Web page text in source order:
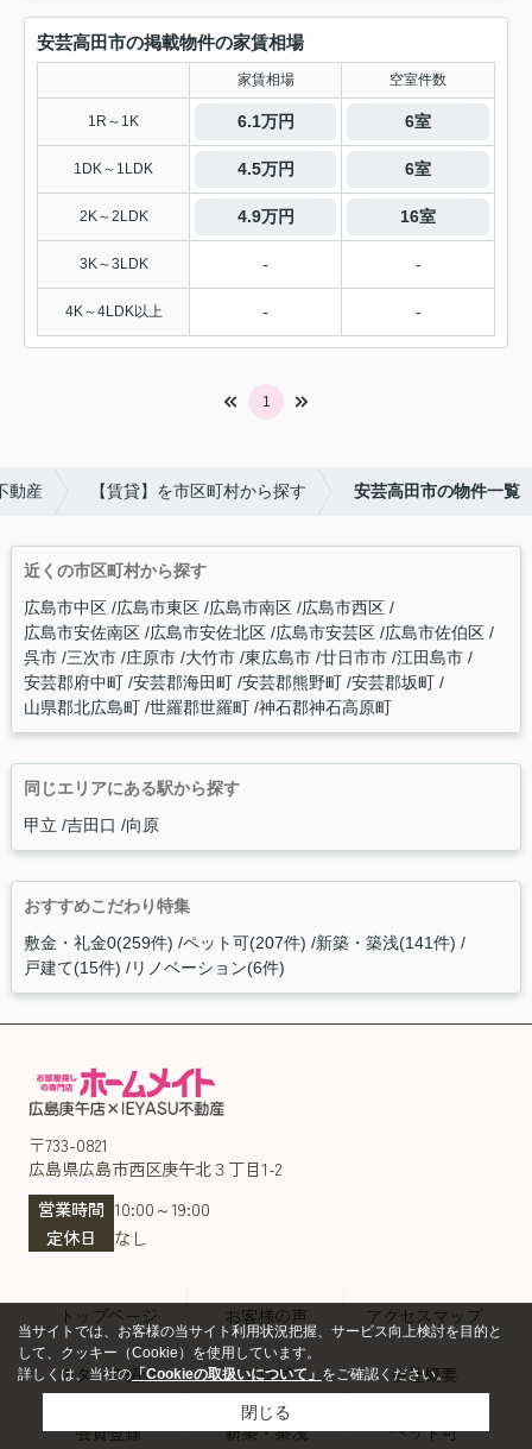
安芸高田市の掲載物件の家賃相場
家賃相場 空室件数
1R～1K 6.1万円 6室
1DK～1LDK 4.5万円 6室
2K～2LDK 4.9万円 16室
3K～3LDK - -
4K～4LDK以上 - -
1
動産 【賃貸】を市区町村から探す 安芸高田市の物件一覧
近くの市区町村から探す
広島市中区 広島市東区 広島市南区 広島市西区
広島市安佐南区 広島市安佐北区 広島市安芸区 広島市佐伯区
呉市 三次市 庄原市 大竹市 東広島市 廿日市市 江田島市
安芸郡府中町 安芸郡海田町 安芸郡熊野町 安芸郡坂町
山県郡北広島町 世羅郡世羅町 神石郡神石高原町
同じエリアにある駅から探す
甲立 吉田口 向原
おすすめこだわり特集
敷金・礼金0(259件) ペット可(207件) 新築・築浅(141件)
戸建て(15件) リノベーション(6件)
〒733-0821
広島県広島市西区庚午北３丁目1-2
営業時間 10:00～19:00
定休日
なし
トップページ お客様の声 アクセスマップ
スタッフ紹介 ブログ 会社概要
会員登録 新築・築浅 ペット可
当サイトでは、お客様の当サイト利用状況把握、サービス向上検討を目的と
して、クッキー（Cookie）を使用しています。
詳しくは、当社の「Cookieの取扱いについて」 をご確認ください。
閉じる